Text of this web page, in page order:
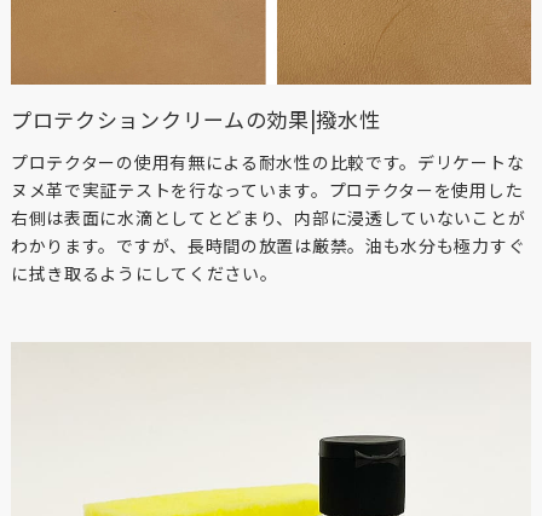
プロテクションクリームの効果|撥水性
プロテクターの使用有無による耐水性の比較です。デリケートな
ヌメ革で実証テストを行なっています。プロテクターを使用した
右側は表面に水滴としてとどまり、内部に浸透していないことが
わかります。ですが、長時間の放置は厳禁。油も水分も極力すぐ
に拭き取るようにしてください。